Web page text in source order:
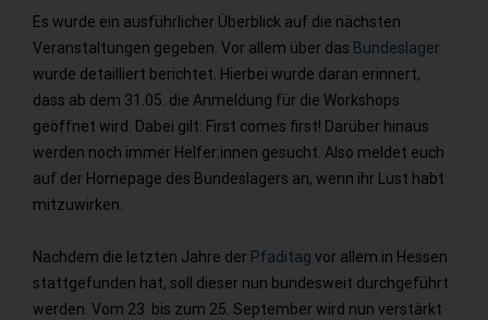
Es wurde ein ausführlicher Überblick auf die nächsten
Veranstaltungen gegeben. Vor allem über das Bundeslager
wurde detailliert berichtet. Hierbei wurde daran erinnert,
dass ab dem 31.05. die Anmeldung für die Workshops
geöffnet wird. Dabei gilt: First comes first! Darüber hinaus
werden noch immer Helfer:innen gesucht. Also meldet euch
auf der Homepage des Bundeslagers an, wenn ihr Lust habt
mitzuwirken.
Nachdem die letzten Jahre der Pfaditag vor allem in Hessen
stattgefunden hat, soll dieser nun bundesweit durchgeführt
werden. Vom 23. bis zum 25. September wird nun verstärkt